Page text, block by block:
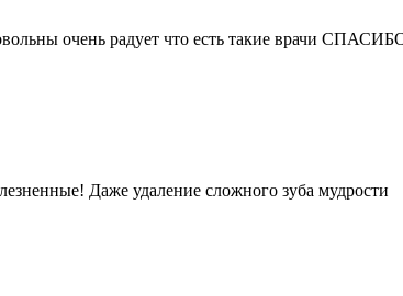
очень радует что есть такие врачи
Даже удаление сложного зуба мудрости